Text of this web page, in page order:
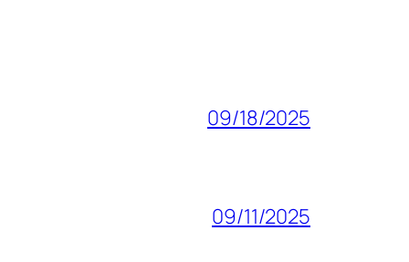
09/18/2025
09/11/2025